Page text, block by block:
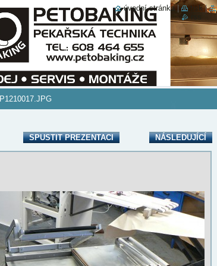
P1210017.JPG
SPUSTIT PREZENTACI
NÁSLEDUJÍCÍ
úvodní stránka | tisk |